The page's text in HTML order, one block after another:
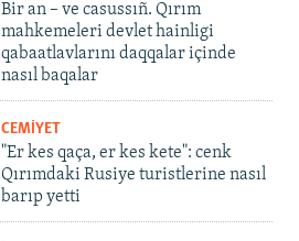
Bir an – ve casussıñ. Qırım
mahkemeleri devlet hainligi
qabaatlavlarını daqqalar içinde
nasıl baqalar
CEMİYET
"Er kes qaça, er kes kete": cenk
Qırımdaki Rusiye turistlerine nasıl
barıp yetti